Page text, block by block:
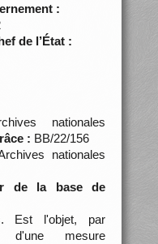
:
de l’État :
nationales
: BB/22/156
nationales
de la base de
Est l'objet, par
d'une mesure